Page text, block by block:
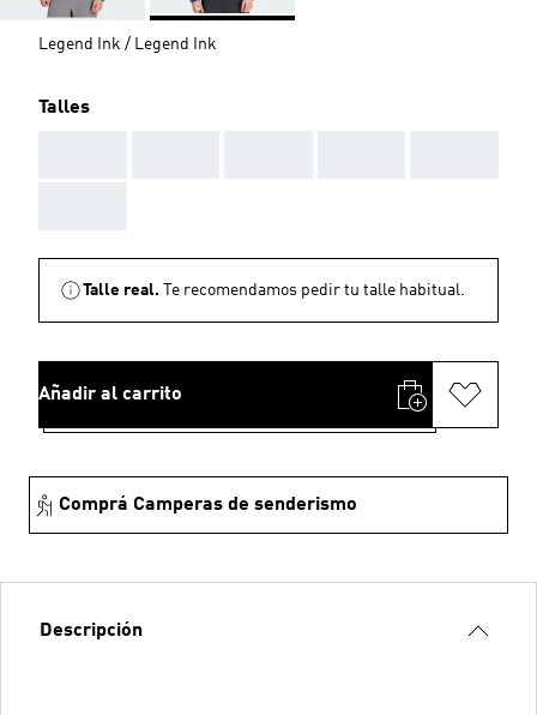
Legend Ink / Legend Ink
Talles
Talle real. Te recomendamos pedir tu talle habitual.
Añadir al carrito
Comprá Camperas de senderismo
Descripción